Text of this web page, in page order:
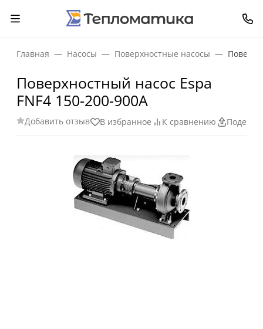
Главная Насосы Поверхностные насосы
Поверхностный насос Espa
FNF4 150-200-900A
Добавить отзыв В избранное К сравнению